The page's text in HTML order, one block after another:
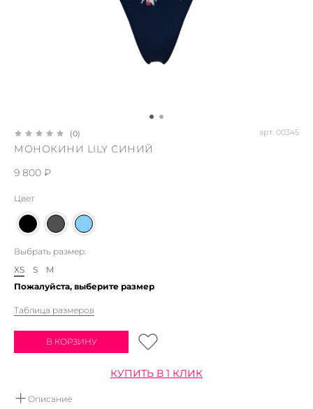
(0) арт. 00345
МОНОКИНИ LILY СИНИЙ
9 800 ₽
Цвет
Выбрать размер:
XS
S
M
Пожалуйста, выберите размер
Таблица размеров
В КОРЗИНУ
КУПИТЬ В 1 КЛИК
Описание